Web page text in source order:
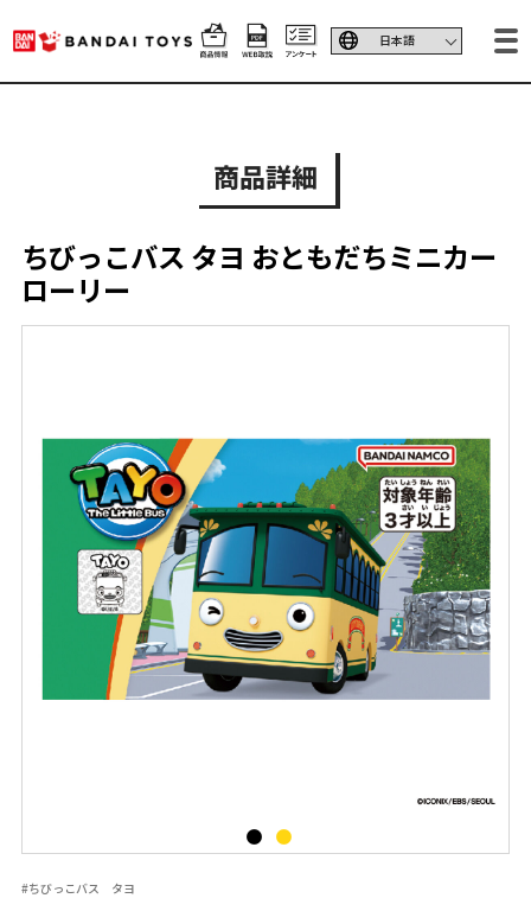
商品詳細
ちびっこバス タヨ おともだちミニカー
ローリー
#ちびっこバス タヨ